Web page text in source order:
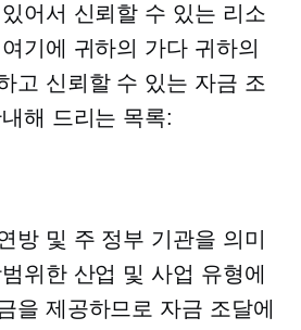
어서 신뢰할 수 있는 리소
기에 귀하의 가다 귀하의
고 신뢰할 수 있는 자금 조
해 드리는 목록:
방 및 주 정부 기관을 의미
위한 산업 및 사업 유형에
을 제공하므로 자금 조달에